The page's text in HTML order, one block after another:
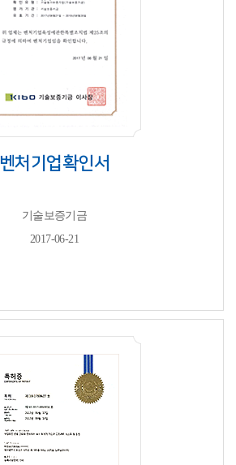
벤처기업확인서
기술보증기금
2017-06-21